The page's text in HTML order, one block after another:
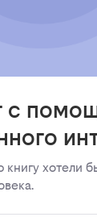
с
хотели